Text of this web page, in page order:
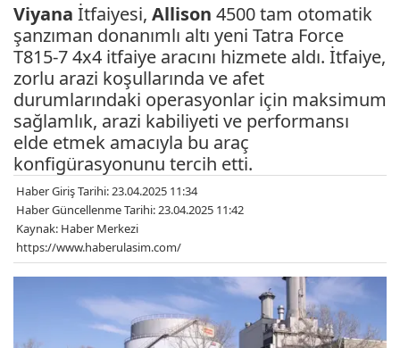
Viyana İtfaiyesi, Allison 4500 tam otomatik
şanzıman donanımlı altı yeni Tatra Force
T815-7 4x4 itfaiye aracını hizmete aldı. İtfaiye,
zorlu arazi koşullarında ve afet
durumlarındaki operasyonlar için maksimum
sağlamlık, arazi kabiliyeti ve performansı
elde etmek amacıyla bu araç
konfigürasyonunu tercih etti.
Haber Giriş Tarihi: 23.04.2025 11:34
Haber Güncellenme Tarihi: 23.04.2025 11:42
Kaynak: Haber Merkezi
https://www.haberulasim.com/